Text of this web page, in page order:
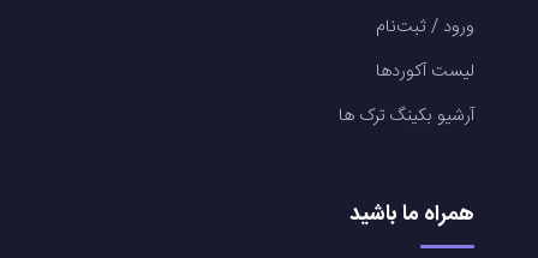
ورود / ثبت‌نام
لیست آکوردها
آرشیو بکینگ ترک ها
همراه ما باشید